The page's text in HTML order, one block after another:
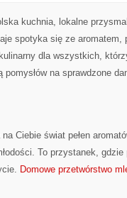
kuchnia, lokalne
spotyka się ze aromatem,
dla wszystkich,
na sprawdzone
Ciebie świat pełen
To przystanek, gdzie
Domowe przetwórstwo